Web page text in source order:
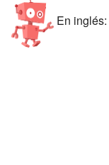
En inglés: